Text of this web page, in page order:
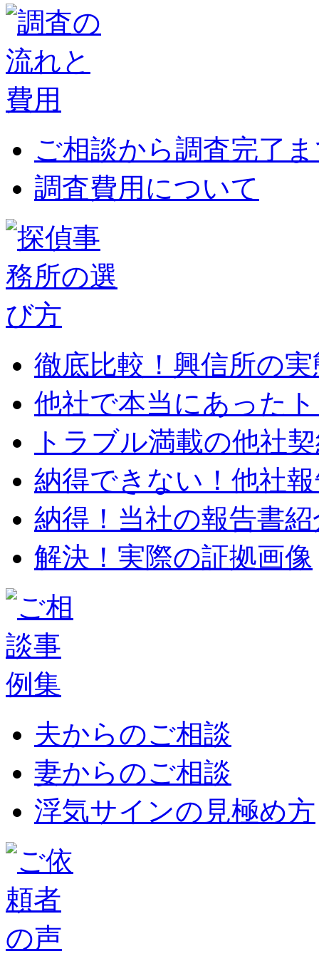
ご相談から調査完了
調査費用について
徹底比較！興信所の実
他社で本当にあった
トラブル満載の他社
納得できない！他社
納得！当社の報告書紹
解決！実際の証拠画像
夫からのご相談
妻からのご相談
浮気サインの見極め方